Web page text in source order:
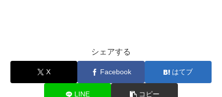
シェアする
X Facebook はてブ
LINE コピー